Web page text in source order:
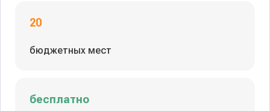
20
бюджетных мест
бесплатно